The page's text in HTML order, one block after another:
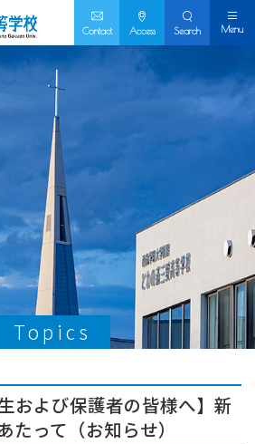
Contact Access Search Menu
Topics
および保護者の皆様へ】新
たって（お知らせ）